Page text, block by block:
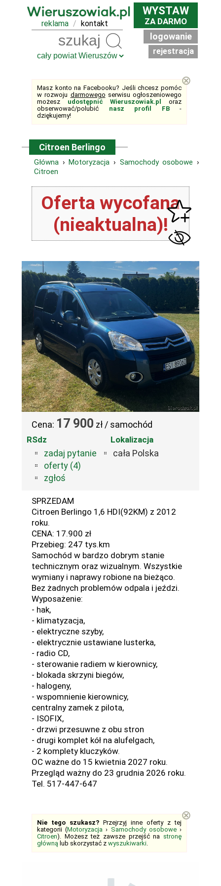
reklama / kontakt
WYSTAW
ZA DARMO
logowanie
rejestracja
Masz konto na Facebooku? Jeśli chcesz pomóc
w rozwoju darmowego serwisu ogłoszeniowego
możesz udostępnić Wieruszowiak.pl
oraz
obserwować/polubić nasz profil FB-
dziękujemy!
⊗
Citroen Berlingo
Główna ›Motoryzacja › Samochody osobowe ›
Citroen
Oferta wycofana
(nieaktualna)!
Cena: 17 900 zł / samochód
RSdz
zadaj pytanie
oferty (4)
zgłoś
Lokalizacja
cała Polska
SPRZEDAM
Citroen Berlingo 1,6 HDI(92KM) z 2012
roku.
CENA: 17.900 zł
Przebieg: 247 tys.km
Samochód w bardzo dobrym stanie
technicznym oraz wizualnym. Wszystkie
wymiany i naprawy robione na bieżąco.
Bez żadnych problemów odpala i jeździ.
Wyposażenie:
- hak,
- klimatyzacja,
- elektryczne szyby,
- elektrycznie ustawiane lusterka,
- radio CD,
- sterowanie radiem w kierownicy,
- blokada skrzyni biegów,
- halogeny,
- wspomnienie kierownicy,
centralny zamek z pilota,
- ISOFIX,
- drzwi przesuwne z obu stron
- drugi komplet kół na alufelgach,
- 2 komplety kluczyków.
OC ważne do 15 kwietnia 2027 roku.
Przegląd ważny do 23 grudnia 2026 roku.
Tel. 517-447-647
Nie tego szukasz? Przejrzyj inne oferty z tej
kategorii (Motoryzacja › Samochody osobowe›
Citroen). Możesz też zawsze przejść na stronę
główną lub skorzystać z wyszukiwarki.
⊗